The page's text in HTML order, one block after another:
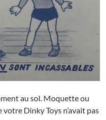
au sol. Moquette ou
Dinky Toys n’avait pas